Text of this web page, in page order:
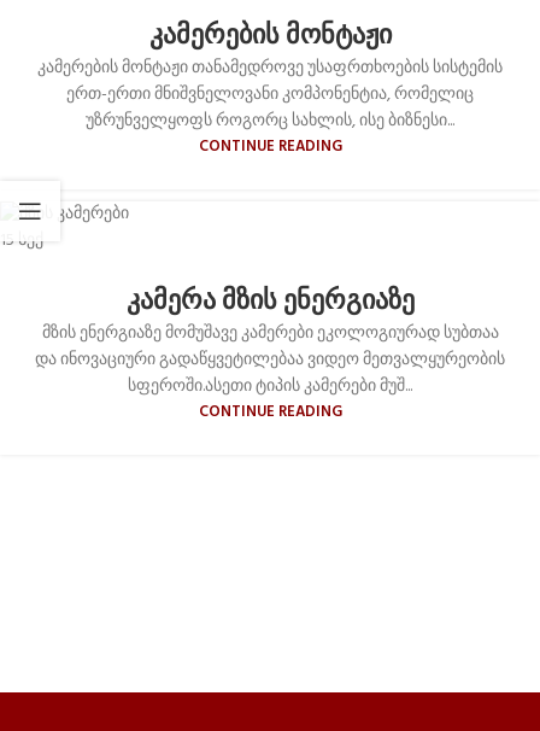
კამერების მონტაჟი
კამერების მონტაჟი თანამედროვე უსაფრთხოების სისტემის
ერთ-ერთი მნიშვნელოვანი კომპონენტია, რომელიც
უზრუნველყოფს როგორც სახლის, ისე ბიზნესი...
CONTINUE READING
15 სექ
კამერა მზის ენერგიაზე
მზის ენერგიაზე მომუშავე კამერები ეკოლოგიურად სუბთაა
და ინოვაციური გადაწყვეტილებაა ვიდეო მეთვალყურეობის
სფეროში.ასეთი ტიპის კამერები მუშ...
CONTINUE READING